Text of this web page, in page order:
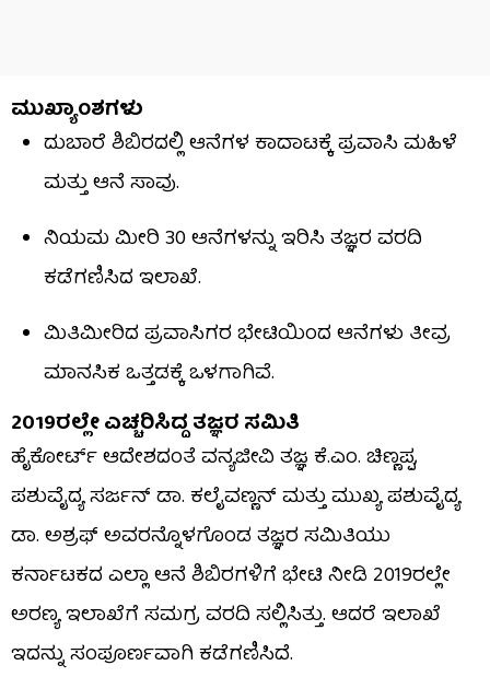
ಮುಖ್ಯಾಂಶಗಳು
ದುಬಾರೆ ಶಿಬಿರದಲ್ಲಿ ಆನೆಗಳ ಕಾದಾಟಕ್ಕೆ ಪ್ರವಾಸಿ ಮಹಿಳೆ
ಮತ್ತು ಆನೆ ಸಾವು.
ನಿಯಮ ಮೀರಿ 30 ಆನೆಗಳನ್ನು ಇರಿಸಿ ತಜ್ಞರ ವರದಿ
ಕಡೆಗಣಿಸಿದ ಇಲಾಖೆ.
ಮಿತಿಮೀರಿದ ಪ್ರವಾಸಿಗರ ಭೇಟಿಯಿಂದ ಆನೆಗಳು ತೀವ್ರ
ಮಾನಸಿಕ ಒತ್ತಡಕ್ಕೆ ಒಳಗಾಗಿವೆ.
2019ರಲ್ಲೇ ಎಚ್ಚರಿಸಿದ್ದ ತಜ್ಞರ ಸಮಿತಿ
ಹೈಕೋರ್ಟ್ ಆದೇಶದಂತೆ ವನ್ಯಜೀವಿ ತಜ್ಞ ಕೆ.ಎಂ. ಚಿಣ್ಣಪ್ಪ,
ಪಶುವೈದ್ಯ ಸರ್ಜನ್ ಡಾ. ಕಲೈವಣ್ಣನ್ ಮತ್ತು ಮುಖ್ಯ ಪಶುವೈದ್ಯ
ಡಾ. ಅಶ್ರಫ್ ಅವರನ್ನೊಳಗೊಂಡ ತಜ್ಞರ ಸಮಿತಿಯು
ಕರ್ನಾಟಕದ ಎಲ್ಲಾ ಆನೆ ಶಿಬಿರಗಳಿಗೆ ಭೇಟಿ ನೀಡಿ 2019ರಲ್ಲೇ
ಅರಣ್ಯ ಇಲಾಖೆಗೆ ಸಮಗ್ರ ವರದಿ ಸಲ್ಲಿಸಿತ್ತು. ಆದರೆ ಇಲಾಖೆ
ಇದನ್ನು ಸಂಪೂರ್ಣವಾಗಿ ಕಡೆಗಣಿಸಿದೆ.